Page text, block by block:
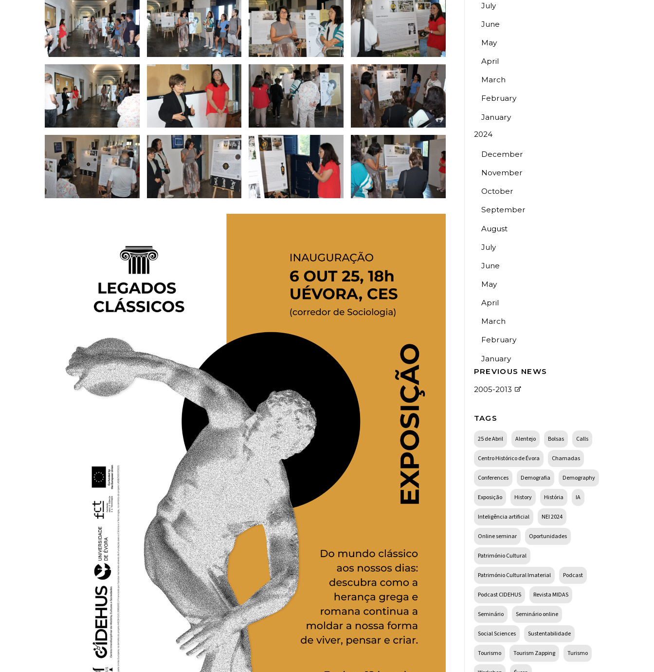
July
June
May
April
March
February
January
2024
December
November
October
September
August
July
June
May
April
March
February
January
PREVIOUS NEWS
2005-2013
TAGS
25 de Abril Alentejo Bolsas Calls
Centro Histórico de Évora Chamadas
Conferences Demografia Demography
Exposição History História IA
Inteligência artificial NEI 2024
Online seminar Oportunidades
Património Cultural
Património Cultural Imaterial Podcast
Podcast CIDEHUS Revista MIDAS
Seminário Seminário online
Social Sciences Sustentabilidade
Tourismo Tourism Zapping Turismo